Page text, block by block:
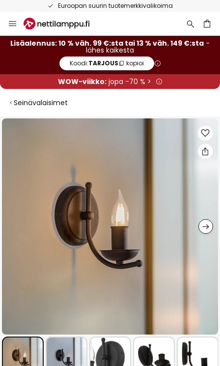
Euroopan suurin tuotemerkkivalikoima
to
Content
Lisäalennus: 10 % väh. 99 €:sta tai 13 % väh. 149 €:sta -
lähes kaikesta
Koodi:TARJOUS kopioi
WOW-viikko:jopa -70 % >
Seinävalaisimet
Skip